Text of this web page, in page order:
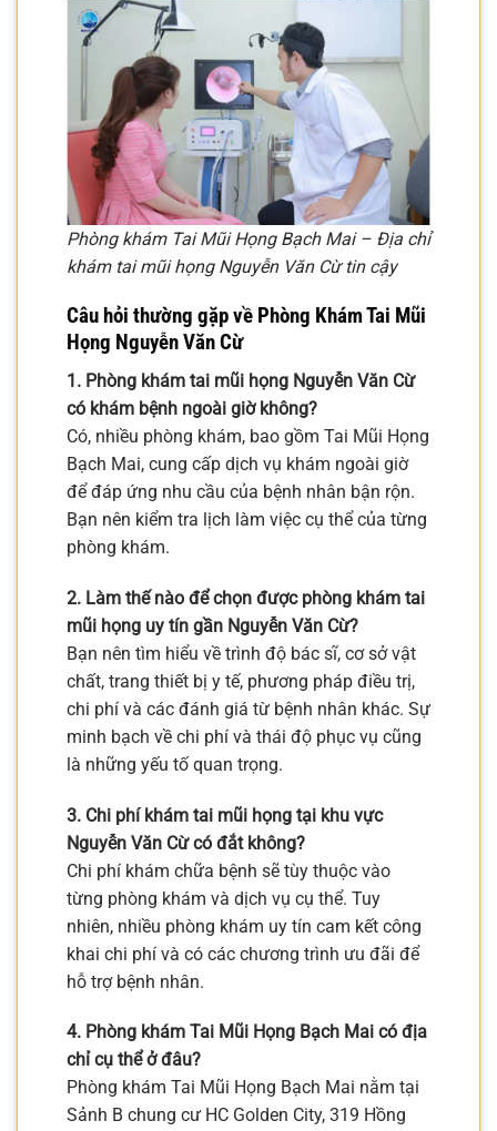
Phòng khám Tai Mũi Họng Bạch Mai – Địa chỉ
khám tai mũi họng Nguyễn Văn Cừ tin cậy
Câu hỏi thường gặp về Phòng Khám Tai Mũi
Họng Nguyễn Văn Cừ
1. Phòng khám tai mũi họng Nguyễn Văn Cừ
có khám bệnh ngoài giờ không?
Có, nhiều phòng khám, bao gồm Tai Mũi Họng
Bạch Mai, cung cấp dịch vụ khám ngoài giờ
để đáp ứng nhu cầu của bệnh nhân bận rộn.
Bạn nên kiểm tra lịch làm việc cụ thể của từng
phòng khám.
2. Làm thế nào để chọn được phòng khám tai
mũi họng uy tín gần Nguyễn Văn Cừ?
Bạn nên tìm hiểu về trình độ bác sĩ, cơ sở vật
chất, trang thiết bị y tế, phương pháp điều trị,
chi phí và các đánh giá từ bệnh nhân khác. Sự
minh bạch về chi phí và thái độ phục vụ cũng
là những yếu tố quan trọng.
3. Chi phí khám tai mũi họng tại khu vực
Nguyễn Văn Cừ có đắt không?
Chi phí khám chữa bệnh sẽ tùy thuộc vào
từng phòng khám và dịch vụ cụ thể. Tuy
nhiên, nhiều phòng khám uy tín cam kết công
khai chi phí và có các chương trình ưu đãi để
hỗ trợ bệnh nhân.
4. Phòng khám Tai Mũi Họng Bạch Mai có địa
chỉ cụ thể ở đâu?
Phòng khám Tai Mũi Họng Bạch Mai nằm tại
Sảnh B chung cư HC Golden City, 319 Hồng